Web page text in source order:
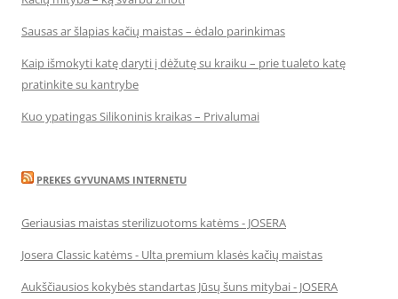
Sausas ar šlapias kačių maistas – ėdalo parinkimas
Kaip išmokyti katę daryti į dėžutę su kraiku – prie tualeto katę
pratinkite su kantrybe
Kuo ypatingas Silikoninis kraikas – Privalumai
PREKES GYVUNAMS INTERNETU
Geriausias maistas sterilizuotoms katėms - JOSERA
Josera Classic katėms - Ulta premium klasės kačių maistas
Aukščiausios kokybės standartas Jūsų šuns mitybai - JOSERA